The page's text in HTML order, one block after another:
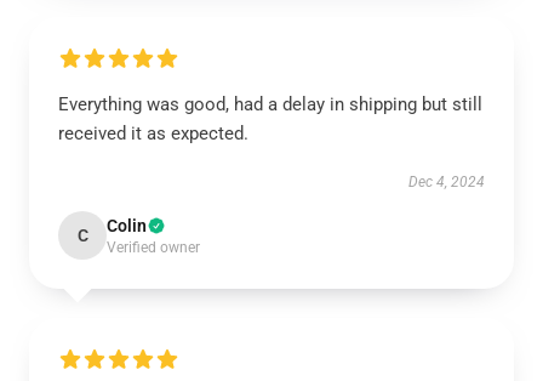
Everything was good, had a delay in shipping but still
received it as expected.
Dec 4, 2024
C Colin
Verified owner